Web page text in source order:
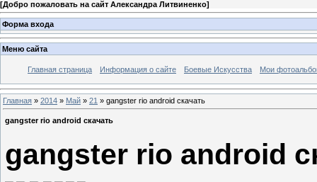
[Добро пожаловать на сайт Александра Литвиненко]
Форма входа
Меню сайта
Главная страница Информация о сайте Боевые Искусства Мои
Главная » 2014 » Май » 21 » gangster rio android скачать
gangster rio android скачать
gangster rio android